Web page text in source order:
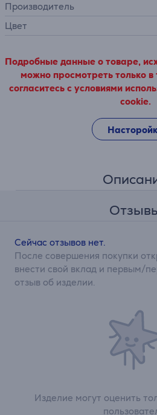
Производитель
Цвет
Подробные данные о товаре,
можно просмотреть только
согласитесь с условиями
cookie.
Изделие могут оценить
Сейчас отзывов нет.
После совершения покупки
внести свой вклад и первым/
отзыв об изделии.